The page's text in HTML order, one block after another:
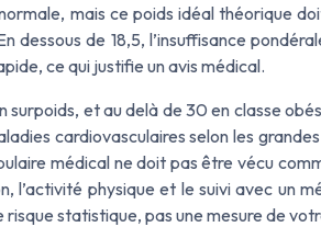
mais ce poids idéal théorique
dessous de 18,5, l’insuffisance
ce qui justifie un avis médical.
surpoids, et au delà de 30 en classe
cardiovasculaires selon les
médical ne doit pas être vécu
l’activité physique et le suivi avec un
risque statistique, pas une mesure de